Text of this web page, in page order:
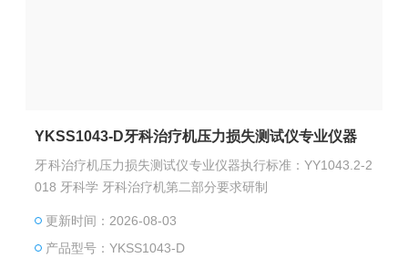
YKSS1043-D牙科治疗机压力损失测试仪专业仪器
牙科治疗机压力损失测试仪专业仪器执行标准：YY1043.2-2
018 牙科学 牙科治疗机第二部分要求研制
更新时间：2026-08-03
产品型号：YKSS1043-D